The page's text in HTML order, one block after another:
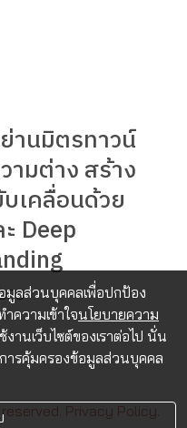
านมิตรทาวน์
ามต่าง สร้าง
เคลื่อนด้วย
Deep
Privacy Policy.
มูลส่วนบุคคลเพื่อปกป้อง
ความเข้าใจนโยบายความ
งานเว็บไซต์ของเราต่อไป นั่น
ารคุ้มครองข้อมูลส่วนบุคคล